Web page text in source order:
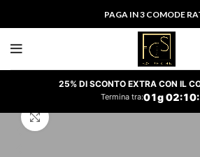
PAGA IN 3 COMODE
25% DI SCONTO EXTRA CON IL
Termina tra:01g02:10: